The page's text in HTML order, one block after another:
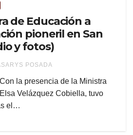
de Educación a
pioneril en San
y fotos)
POSADA
la presencia de la Ministra
Velázquez Cobiella, tuvo
el…